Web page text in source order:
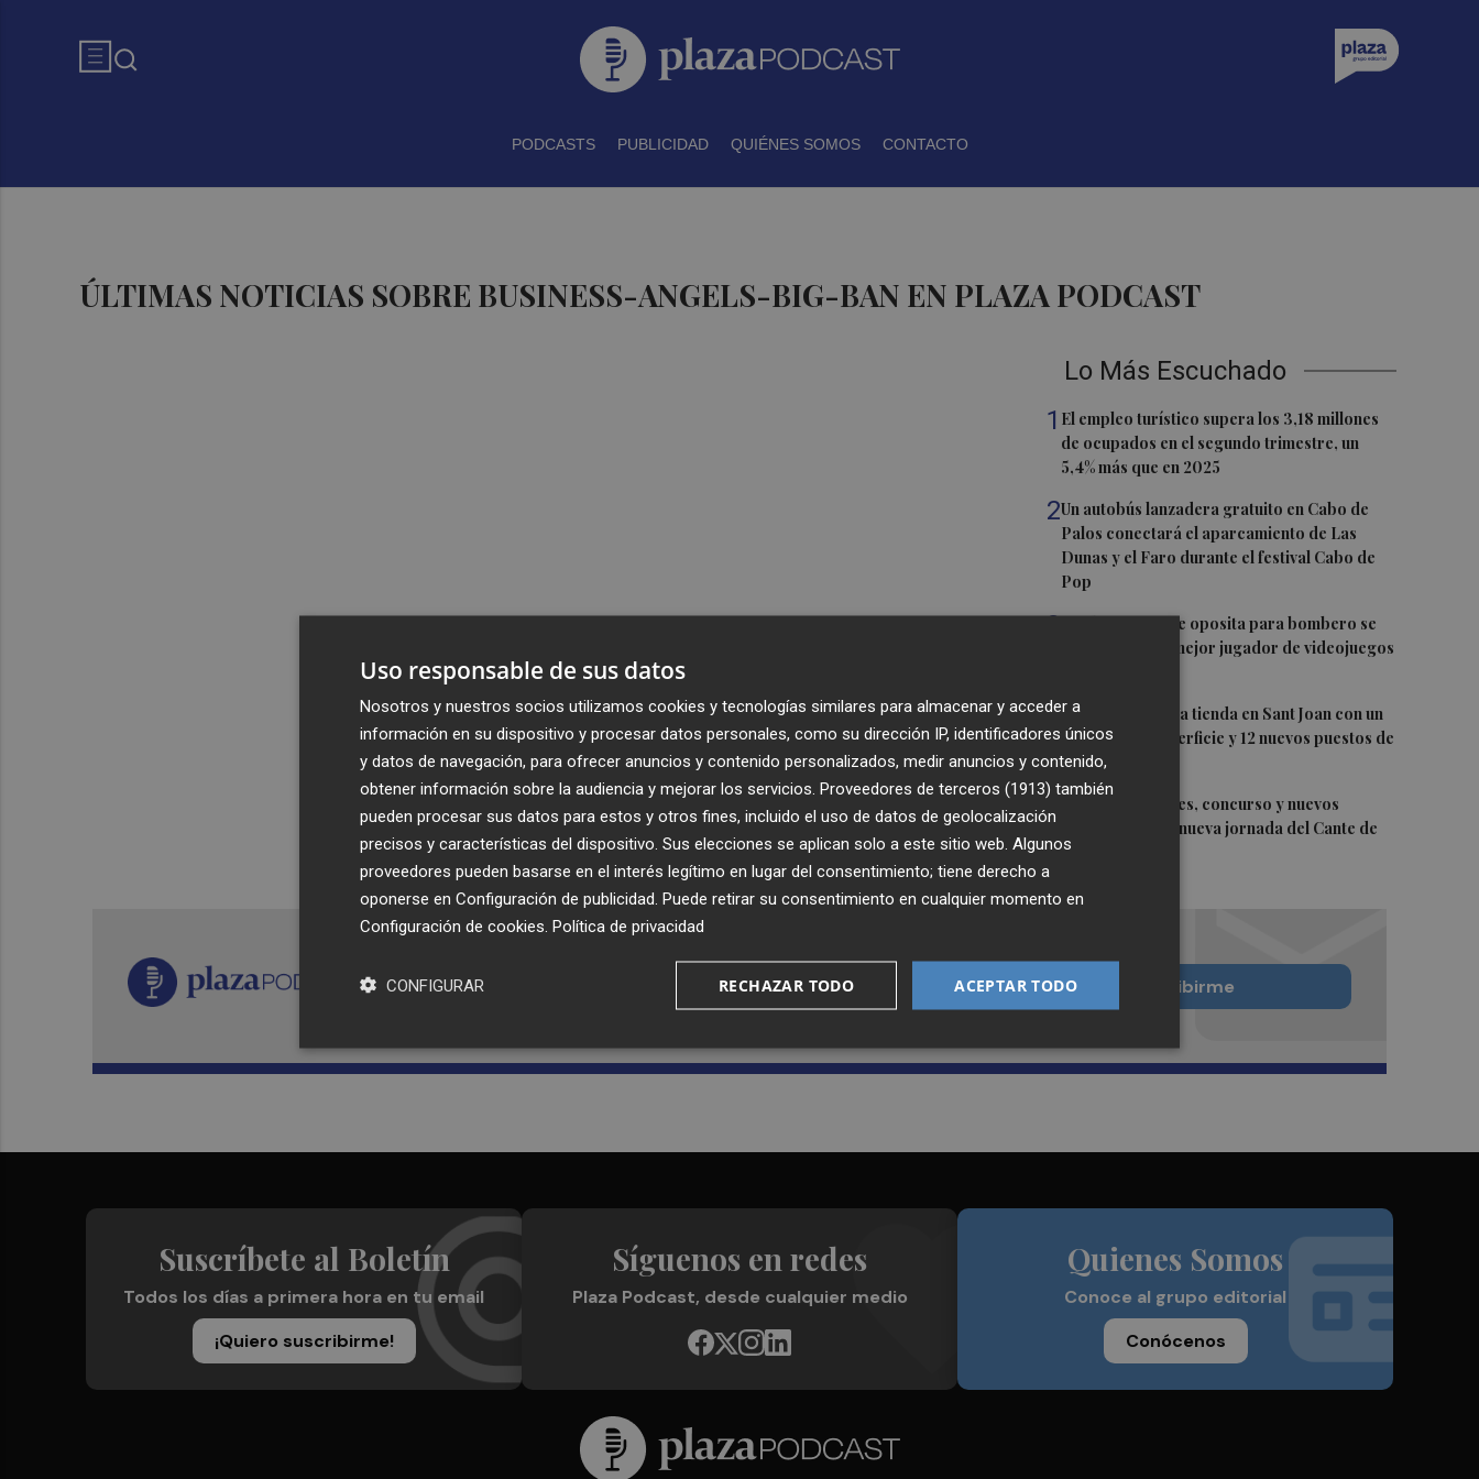
PODCASTS PUBLICIDAD QUIÉNES SOMOS CONTACTO
ÚLTIMAS NOTICIAS SOBRE BUSINESS-ANGELS-BIG-BAN EN PLAZA PODCAST
Lo Más Escuchado
1 El empleo turístico supera los 3,18 millones
de ocupados en el segundo trimestre, un
5,4% más que en 2025
2Un autobús lanzadera gratuito en Cabo de
Palos conectará el aparcamiento de Las
Dunas y el Faro durante el festival Cabo de
Pop
3Un alicantino que oposita para bombero se
convierte en el mejor jugador de videojuegos
4Lidl inaugura una tienda en Sant Joan con un
60% más de superficie y 12 nuevos puestos de
trabajo
5
Tardes Culturales, concurso y nuevos
talentos, en una nueva jornada del Cante de
las Minas
Recibe toda la actualidad de
Plaza Podcast en tu correo
Quiero suscribirme
Suscríbete al Boletín
Todos los días a primera hora en tu email
¡Quiero suscribirme!
Síguenos en redes
Plaza Podcast, desde cualquier medio
Quienes Somos
Conoce al grupo editorial
Conócenos
Uso responsable de sus datos
Nosotros y nuestros socios utilizamos cookies y tecnologías similares para almacenar y acceder a
información en su dispositivo y procesar datos personales, como su dirección IP, identificadores únicos
y datos de navegación, para ofrecer anuncios y contenido personalizados, medir anuncios y contenido,
obtener información sobre la audiencia y mejorar los servicios. Proveedores de terceros (1913) también
pueden procesar sus datos para estos y otros fines, incluido el uso de datos de geolocalización
precisos y características del dispositivo. Sus elecciones se aplican solo a este sitio web. Algunos
proveedores pueden basarse en el interés legítimo en lugar del consentimiento; tiene derecho a
oponerse en Configuración de publicidad . Puede retirar su consentimiento en cualquier momento en
Configuración de cookies Política de privacidad
ACEPTAR TODO
RECHAZAR TODO
CONFIGURAR